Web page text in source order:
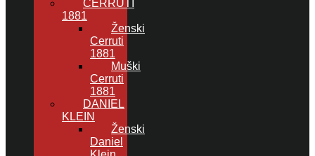
CERRUTI
1881
Ženski
Cerruti
1881
Muški
Cerruti
1881
DANIEL
KLEIN
Ženski
Daniel